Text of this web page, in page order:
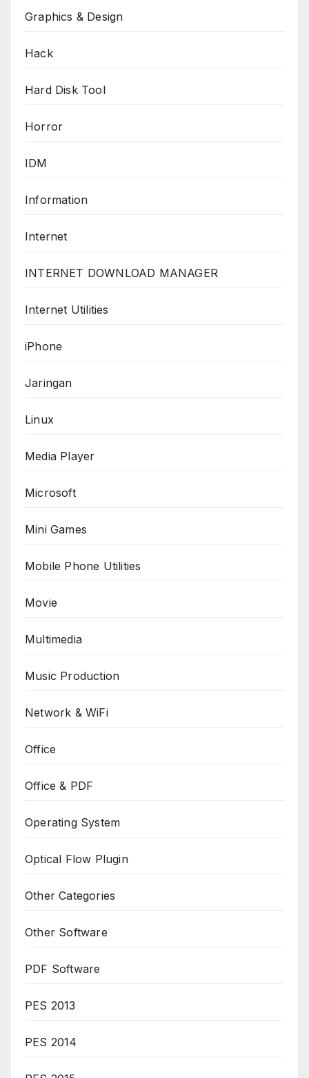
Graphics & Design
Hack
Hard Disk Tool
Horror
IDM
Information
Internet
INTERNET DOWNLOAD MANAGER
Internet Utilities
iPhone
Jaringan
Linux
Media Player
Microsoft
Mini Games
Mobile Phone Utilities
Movie
Multimedia
Music Production
Network & WiFi
Office
Office & PDF
Operating System
Optical Flow Plugin
Other Categories
Other Software
PDF Software
PES 2013
PES 2014